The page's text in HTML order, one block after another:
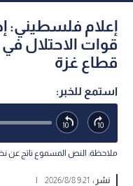
قوات الاحتلال
قطاع غزة
استمع للخبر:
ملاحظة: النص المسموع ناتج عن
نشر : 9:21 2026/8/8
|